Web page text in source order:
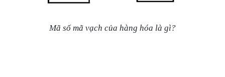
Mã số mã vạch của hàng hóa là gì?